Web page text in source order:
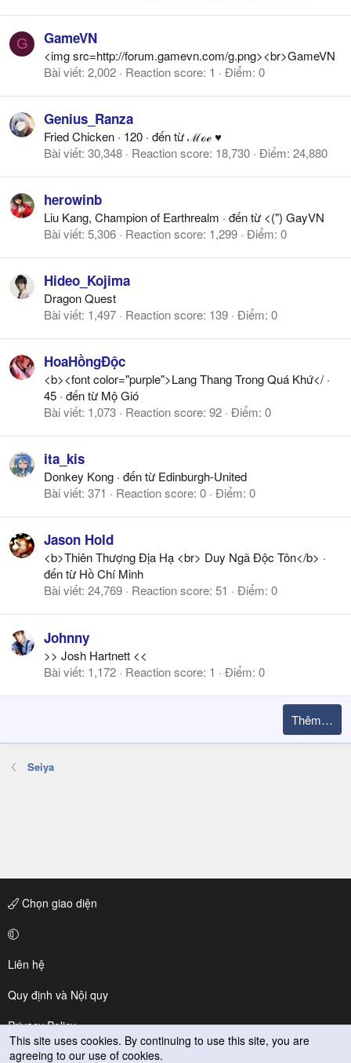
G GameVN
<img src=http://forum.gamevn.com/g.png><br>GameVN
Bài viết 2,002 Reaction score 1 Điểm 0
Genius_Ranza
Fried Chicken · 120 · đến từℳℴℯ ♥
Bài viết 30,348 Reaction score 18,730 Điểm 24,880
herowinb
Liu Kang, Champion of Earthrealm · đến từ <(") GayVN
Bài viết 5,306 Reaction score 1,299 Điểm 0
Hideo_Kojima
Dragon Quest
Bài viết 1,497 Reaction score 139 Điểm 0
HoaHồngĐộc
<b><font color="purple">Lang Thang Trong Quá Khứ</ ·
45 · đến từ Mộ Gió
Bài viết 1,073 Reaction score 92 Điểm 0
ita_kis
Donkey Kong · đến từ Edinburgh-United
Bài viết 371 Reaction score 0 Điểm 0
Jason Hold
<b>Thiên Thượng Địa Hạ <br> Duy Ngã Độc Tôn</b> ·
đến từ Hồ Chí Minh
Bài viết 24,769 Reaction score 51 Điểm 0
Johnny
>> Josh Hartnett <<
Bài viết 1,172 Reaction score 1 Điểm 0
Thêm…
Seiya
Chọn giao diện
Liên hệ
Quy định và Nội quy
Privacy Policy
Trợ giúp
This site uses cookies. By continuing to use this site, you are
agreeing to our use of cookies.